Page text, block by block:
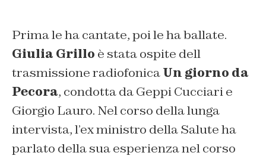
Prima le ha cantate, poi le ha ballate.
Giulia Grillo è stata ospite dell
trasmissione radiofonicaUn giorno da
Pecora, condotta da Geppi Cucciari e
Giorgio Lauro. Nel corso della lunga
intervista, l’ex ministro della Salute ha
parlato della sua esperienza nel corso